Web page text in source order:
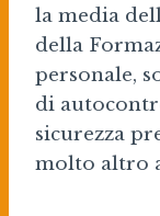
la media
della
personale,
di
sicurezza
molto altro